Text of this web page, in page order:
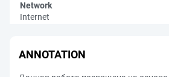
Network
Internet
ANNOTATION